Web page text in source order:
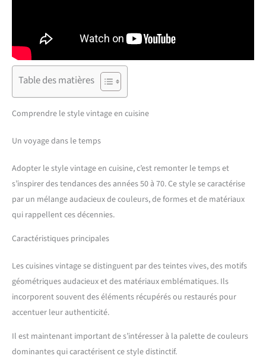
Table des matières
Comprendre le style vintage en cuisine
Un voyage dans le temps
Adopter le style vintage en cuisine, c’est remonter le temps et
s’inspirer des tendances des années 50 à 70. Ce style se caractérise
par un mélange audacieux de couleurs, de formes et de matériaux
qui rappellent ces décennies.
Caractéristiques principales
Les cuisines vintage se distinguent par des teintes vives, des motifs
géométriques audacieux et des matériaux emblématiques. Ils
incorporent souvent des éléments récupérés ou restaurés pour
accentuer leur authenticité.
Il est maintenant important de s’intéresser à la palette de couleurs
dominantes qui caractérisent ce style distinctif.